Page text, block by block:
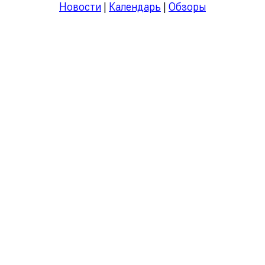
Новости | Календарь | Обзоры